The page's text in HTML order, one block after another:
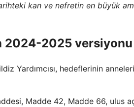
kan ve nefretin en büyük
2024-2025
Yardımcısı, hedeflerinin
Madde 42, Madde 66, ulus